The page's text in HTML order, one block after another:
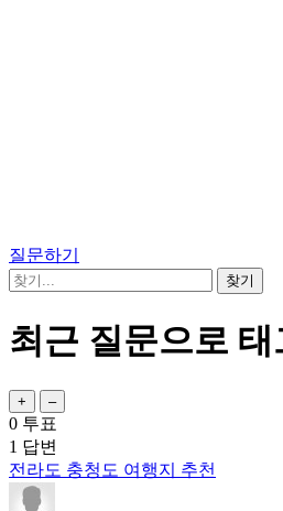
질문하기
최근 질문으로
0 투표
1 답변
전라도 충청도 여행지 추천